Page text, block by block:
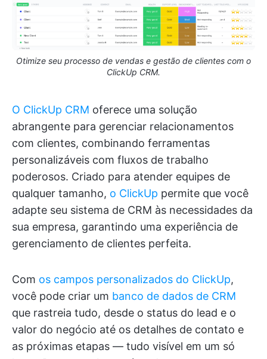
Otimize seu processo de vendas e gestão de clientes com o
ClickUp CRM.
O ClickUp CRM oferece uma solução
abrangente para gerenciar relacionamentos
com clientes, combinando ferramentas
personalizáveis com fluxos de trabalho
poderosos. Criado para atender equipes de
qualquer tamanho, o ClickUp permite que você
adapte seu sistema de CRM às necessidades da
sua empresa, garantindo uma experiência de
gerenciamento de clientes perfeita.
Com os campos personalizados do ClickUp,
você pode criar um banco de dados de CRM
que rastreia tudo, desde o status do lead e o
valor do negócio até os detalhes de contato e
as próximas etapas — tudo visível em um só